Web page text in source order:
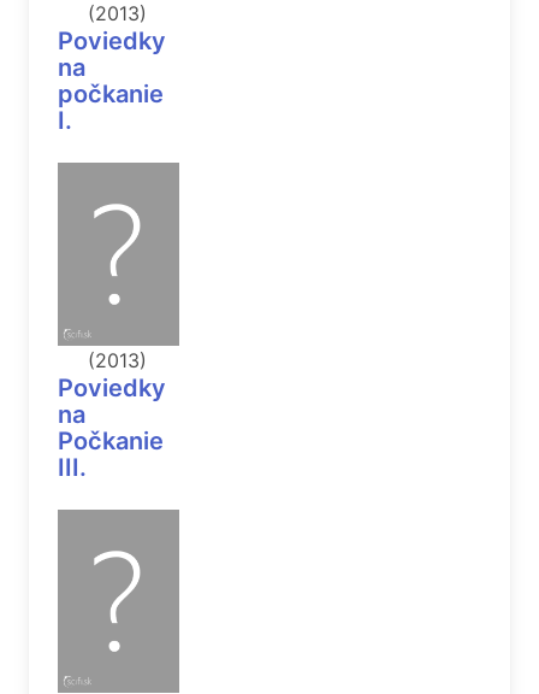
(2013)
Poviedky
na
počkanie
I.
(2013)
Poviedky
na
Počkanie
III.